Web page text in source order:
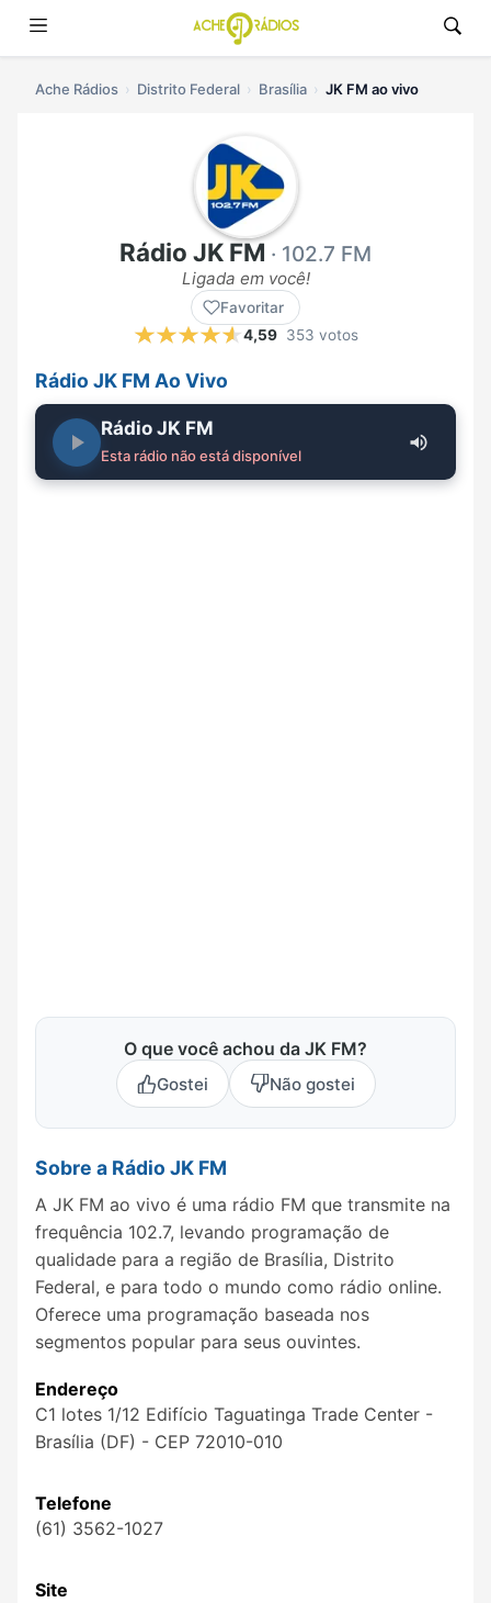
Ache Rádios Distrito Federal Brasília JK FM ao vivo
Rádio JK FM · 102.7 FM
Ligada em você!
Favoritar
4,59 353 votos
Rádio JK FM Ao Vivo
Rádio JK FM
Esta rádio não está disponível
O que você achou da JK FM?
Gostei Não gostei
Sobre a Rádio JK FM
A JK FM ao vivo é uma rádio FM que transmite na
frequência 102.7, levando programação de
qualidade para a região de Brasília, Distrito
Federal, e para todo o mundo como rádio online.
Oferece uma programação baseada nos
segmentos popular para seus ouvintes.
Endereço
C1 lotes 1/12 Edifício Taguatinga Trade Center -
Brasília (DF) - CEP 72010-010
Telefone
(61) 3562-1027
Site